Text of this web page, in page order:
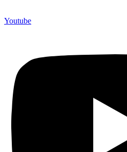
Youtube